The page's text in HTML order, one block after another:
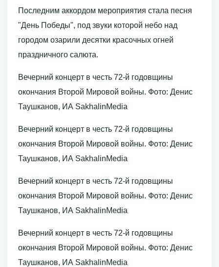
Последним аккордом мероприятия стала песня
"День Победы", под звуки которой небо над
городом озарили десятки красочных огней
праздничного салюта.
Вечерний концерт в честь 72-й годовщины
окончания Второй Мировой войны. Фото: Денис
Таушканов, ИА SakhalinMedia
Вечерний концерт в честь 72-й годовщины
окончания Второй Мировой войны. Фото: Денис
Таушканов, ИА SakhalinMedia
Вечерний концерт в честь 72-й годовщины
окончания Второй Мировой войны. Фото: Денис
Таушканов, ИА SakhalinMedia
Вечерний концерт в честь 72-й годовщины
окончания Второй Мировой войны. Фото: Денис
Таушканов, ИА SakhalinMedia